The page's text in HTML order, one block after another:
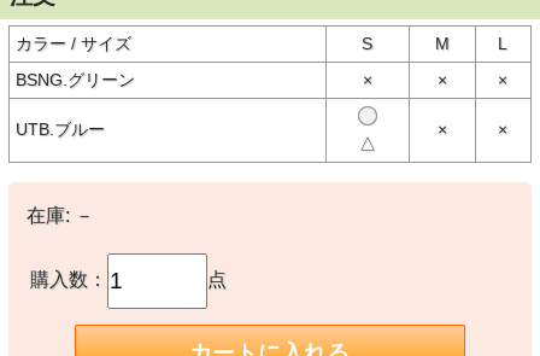
【商品説明】
次世代に釣り場を残すために、自由に流れる川と在来魚を守ろう！そ
のメッセージを広めるワイルド・ウォーターライン・ポケット・レス
ポンシビリティーはリサイクル素材を使用し、端切れと回収されたペ
ットボトルを利用することによりバージン原料への依存を削減。フェ
リサイクル素材を100％使用し、パタゴニア製品の中で最もカーボン
フットプリントを抑えたTシャツ
クルーネックのポケット付きTシャツ
クのスタイル
快適な着心地とフィット感
カラー / サイズ S M
L
BSNG.グリーン
× × ×
UTB.ブルー
△
× ×
在庫: －
購入数： 点